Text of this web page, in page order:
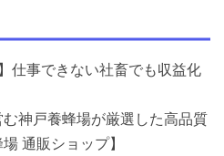
仕事できない社畜でも収益化
神戸養蜂場が厳選した高品質
通販ショップ】